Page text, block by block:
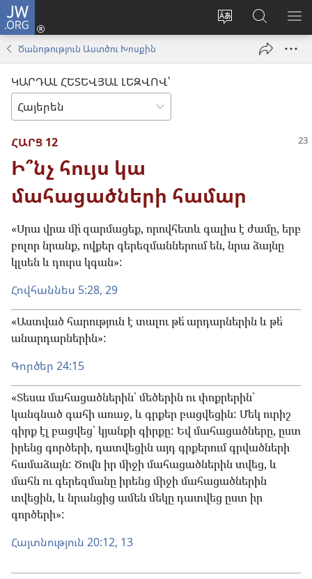
JW.ORG
Փոխել
Մուտքագրվել
(բացվումՈրոնում
JW.ORG
կայքում
Ծանոթություն Աստծու Խոսքին
ԿԱՐԴԱԼ ՀԵՏԵՎՅԱԼ ԼԵԶՎՈՎ՝
ՀԱՐՑ 12
Ի՞նչ հույս կա
մահացածների համար
«Սրա վրա մի՛ զարմացեք, որովհետև գալիս է ժամը, երբ
բոլոր նրանք, ովքեր գերեզմաններում են, նրա ձայնը
կլսեն և դուրս կգան»:
Հովհաննես 5:28, 29
«Աստված հարություն է տալու թե՛ արդարներին և թե՛
անարդարներին»:
Գործեր 24:15
«Տեսա մահացածներին՝ մեծերին ու փոքրերին՝
կանգնած գահի առաջ, և գրքեր բացվեցին: Մեկ ուրիշ
գիրք էլ բացվեց՝ կյանքի գիրքը: Եվ մահացածները, ըստ
իրենց գործերի, դատվեցին այդ գրքերում գրվածների
համաձայն: Ծովն իր միջի մահացածներին տվեց, և
մահն ու գերեզմանը իրենց միջի մահացածներին
տվեցին, և նրանցից ամեն մեկը դատվեց ըստ իր
գործերի»:
Հայտնություն 20:12, 13